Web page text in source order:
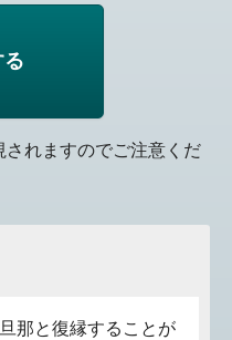
されますのでご注意くだ
那と復縁することが